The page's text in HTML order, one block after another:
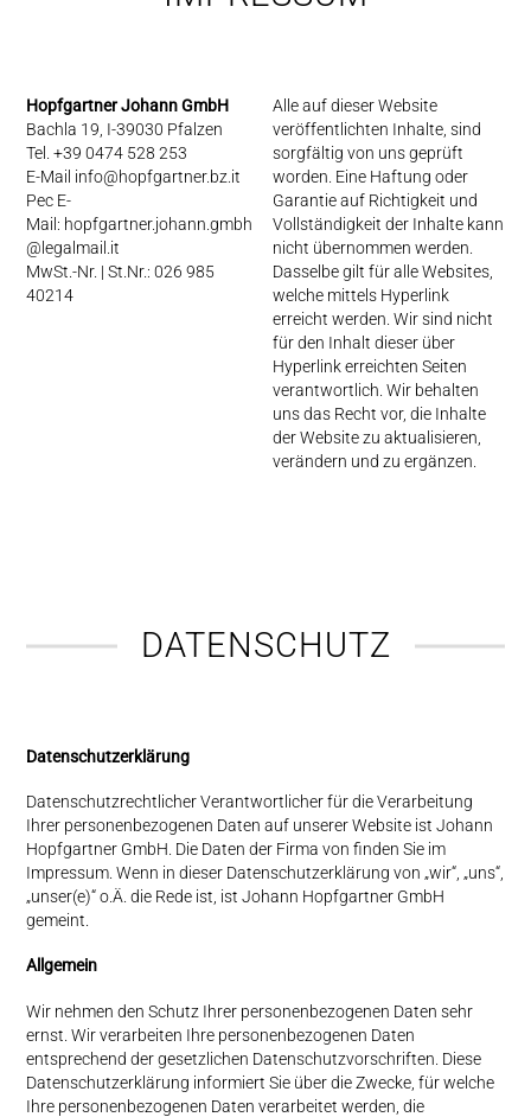
Hopfgartner Johann GmbH
Bachla 19, I-39030 Pfalzen
Tel. +39 0474 528 253
E-Mail info@hopfgartner.bz.it
Pec E-
Mail: hopfgartner.johann.gmbh
@legalmail.it
MwSt.-Nr. | St.Nr.: 026 985
40214
Alle auf dieser Website
veröffentlichten Inhalte, sind
sorgfältig von uns geprüft
worden. Eine Haftung oder
Garantie auf Richtigkeit und
Vollständigkeit der Inhalte kann
nicht übernommen werden.
Dasselbe gilt für alle Websites,
welche mittels Hyperlink
erreicht werden. Wir sind nicht
für den Inhalt dieser über
Hyperlink erreichten Seiten
verantwortlich. Wir behalten
uns das Recht vor, die Inhalte
der Website zu aktualisieren,
verändern und zu ergänzen.
DATENSCHUTZ
Datenschutzerklärung
Datenschutzrechtlicher Verantwortlicher für die Verarbeitung
Ihrer personenbezogenen Daten auf unserer Website ist Johann
Hopfgartner GmbH. Die Daten der Firma von finden Sie im
Impressum. Wenn in dieser Datenschutzerklärung von „wir“, „uns“,
„unser(e)“ o.Ä. die Rede ist, ist Johann Hopfgartner GmbH
gemeint.
Allgemein
Wir nehmen den Schutz Ihrer personenbezogenen Daten sehr
ernst. Wir verarbeiten Ihre personenbezogenen Daten
entsprechend der gesetzlichen Datenschutzvorschriften. Diese
Datenschutzerklärung informiert Sie über die Zwecke, für welche
Ihre personenbezogenen Daten verarbeitet werden, die